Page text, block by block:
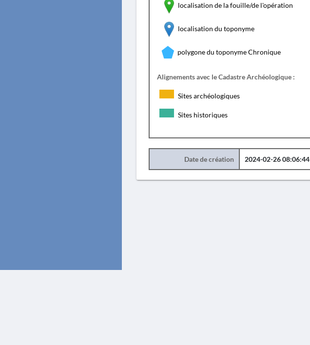
localisation de la fouille/de l'opération
localisation du toponyme
polygone du toponyme Chronique
Alignements avec le Cadastre Archéologique :
Sites archéologiques
Sites historiques
Date de création 2024-02-26 08:06:44